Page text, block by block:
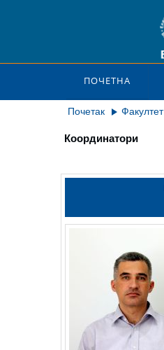
ПОЧЕТНА
Почетак Факултет
Координатори